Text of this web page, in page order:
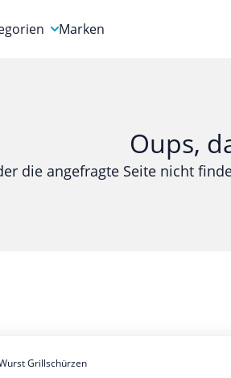
& Elektronik Mobilfunk
Marken
Oups,
die angefragte Seite nicht
Grillschürzen